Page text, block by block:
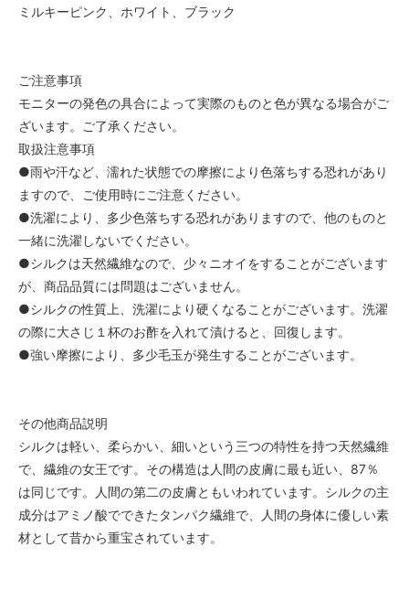
ミルキーピンク、ホワイト、ブラック
ご注意事項
モニターの発色の具合によって実際のものと色が異なる場合がご
ざいます。ご了承ください。
取扱注意事項
●雨や汗など、濡れた状態での摩擦により色落ちする恐れがあり
ますので、ご使用時にご注意ください。
●洗濯により、多少色落ちする恐れがありますので、他のものと
一緒に洗濯しないでください。
●シルクは天然繊維なので、少々ニオイをすることがございます
が、商品品質には問題はございません。
●シルクの性質上、洗濯により硬くなることがございます。洗濯
の際に大さじ１杯のお酢を入れて漬けると、回復します。
●強い摩擦により、多少毛玉が発生することがございます。
その他商品説明
シルクは軽い、柔らかい、細いという三つの特性を持つ天然繊維
で、繊維の女王です。その構造は人間の皮膚に最も近い、87％
は同じです。人間の第二の皮膚ともいわれています。シルクの主
成分はアミノ酸でできたタンパク繊維で、人間の身体に優しい素
材として昔から重宝されています。